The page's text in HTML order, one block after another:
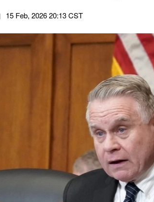
15 Feb, 2026 20:13 CST